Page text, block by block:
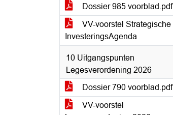
Dossier 985 voorblad.pdf
VV-voorstel Strategische
InvesteringsAgenda
10 Uitgangspunten
Legesverordening 2026
Dossier 790 voorblad.pdf
VV-voorstel